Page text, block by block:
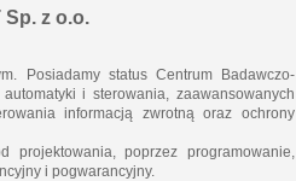
z o.o.
Posiadamy status Centrum Badawczo-
i sterowania, zaawansowanych
informacją zwrotną oraz ochrony
projektowania, poprzez programowanie,
i pogwarancyjny.